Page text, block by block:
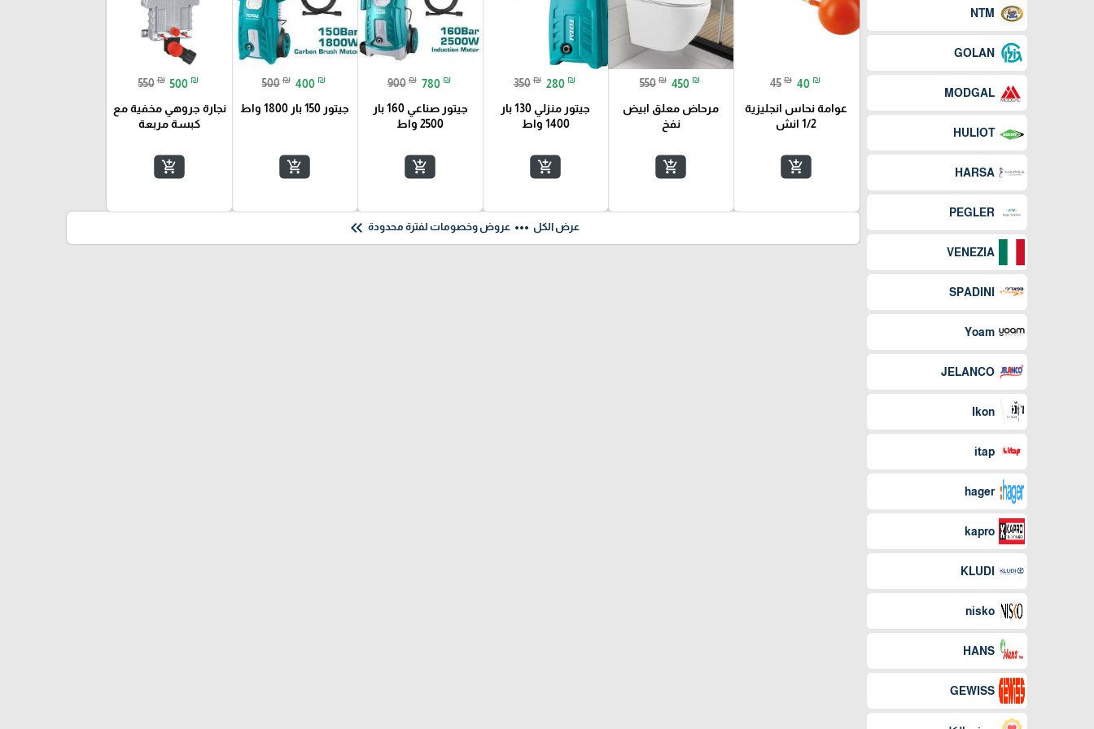
NTM
GOLAN
MODGAL
HULIOT
HARSA
PEGLER
VENEZIA
SPADINI
Yoam
JELANCO
Ikon
itap
hager
kapro
KLUDI
nisko
HANS
GEWISS
45 ₪ 40 ₪
عوامة نحاس انجليزية
1/2 انش
add_shopping_cart
550 ₪ 450 ₪
مرحاض معلق ابيض
نفخ
add_shopping_cart
350 ₪ 280 ₪
جيتور منزلي 130 بار
1400 واط
add_shopping_cart
900 ₪ 780 ₪
جيتور صناعي 160 بار
2500 واط
add_shopping_cart
500 ₪ 400 ₪
جيتور 150 بار 1800 واط
add_shopping_cart
550 ₪ 500 ₪
نجارة جروهي مخفية مع
كبسة مربعة
add_shopping_cart
عرض الكل more_horiz عروض وخصومات لفترة محدودة keyboard_double_arrow_left